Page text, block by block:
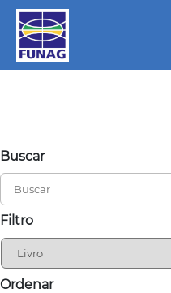
Buscar
Filtro
Ordenar